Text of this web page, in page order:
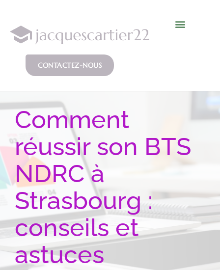
CONTACTEZ-NOUS
Comment
réussir son BTS
NDRC à
Strasbourg :
conseils et
astuces